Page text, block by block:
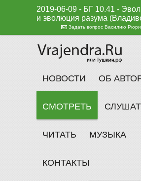
2019-06-09 - БГ 10.41 -
и эволюция разума
Задать вопрос Василию
НОВОСТИ ОБ
СМОТРЕТЬ
ЧИТАТЬ МУЗЫКА
КОНТАКТЫ